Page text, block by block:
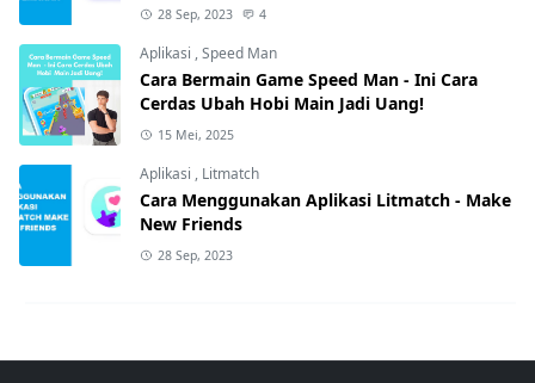
28 Sep, 2023 4
Aplikasi ,Speed Man
Cara Bermain Game Speed Man - Ini Cara
Cerdas Ubah Hobi Main Jadi Uang!
15 Mei, 2025
Aplikasi , Litmatch
Cara Menggunakan Aplikasi Litmatch - Make
New Friends
28 Sep, 2023